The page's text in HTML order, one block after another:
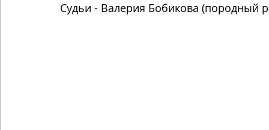
Судьи - Валерия Бобикова (породный